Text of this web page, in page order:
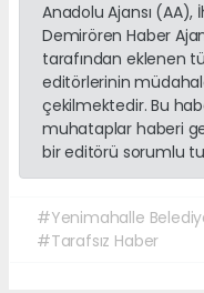
Anadolu Ajansı (AA),
Demirören Haber
tarafından eklenen
editörlerinin
çekilmektedir. Bu
muhataplar haberi
bir editörü sorumlu
#Yenimahalle
#Tarafsız Haber